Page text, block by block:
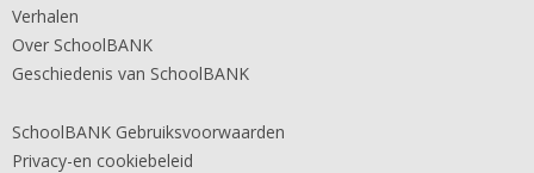
Verhalen
Over SchoolBANK
Geschiedenis van SchoolBANK
SchoolBANK Gebruiksvoorwaarden
Privacy-en cookiebeleid